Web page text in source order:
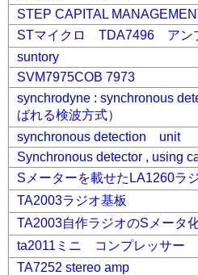
STEP CAPITAL
STマイクロ TDA7496 アン
suntory
SVM7975COB 7973
synchrodyne : synchronous
ばれる検波方式）
synchronous detection unit
Synchronous detector , using
Sメーターを載せたLA1260ラ
TA2003ラジオ基板
TA2003自作ラジオのSメータ
ta2011ミニ コンプレッサー
TA7252 stereo amp